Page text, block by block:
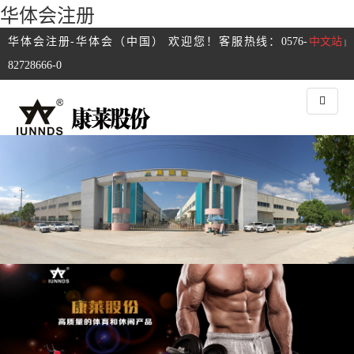
华体会注册
中文站 |
华体会注册-华体会（中国） 欢迎您！客服热线：0576-
82728666-0